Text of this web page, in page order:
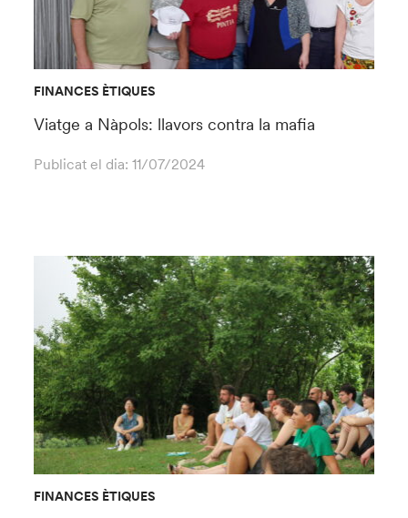
FINANCES ÈTIQUES
Viatge a Nàpols: llavors contra la mafia
Publicat el dia:11/07/2024
FINANCES ÈTIQUES